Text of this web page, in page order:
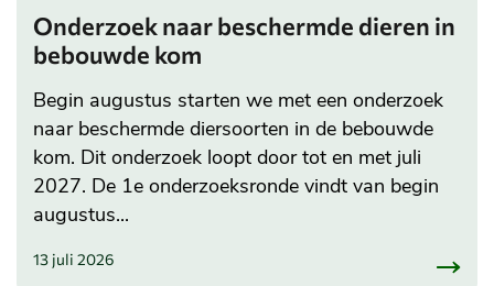
Onderzoek naar beschermde dieren in
bebouwde kom
Begin augustus starten we met een onderzoek
naar beschermde diersoorten in de bebouwde
kom. Dit onderzoek loopt door tot en met juli
2027. De 1e onderzoeksronde vindt van begin
augustus...
13 juli 2026